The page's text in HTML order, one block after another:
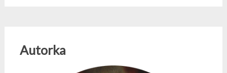
Autorka